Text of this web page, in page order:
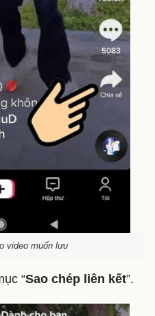
video muốn lưu
“Sao chép liên kết”.